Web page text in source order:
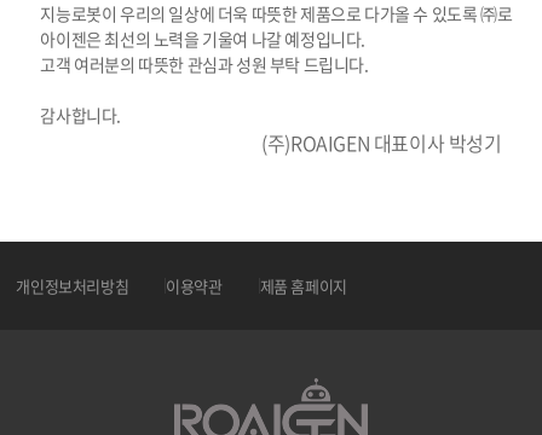
지능로봇이 우리의 일상에 더욱 따뜻한 제품으로 다가올 수 있도록 ㈜로
아이젠은 최선의 노력을 기울여 나갈 예정입니다.
고객 여러분의 따뜻한 관심과 성원 부탁 드립니다.
감사합니다.
(주)ROAIGEN 대표이사 박성기
개인정보처리방침 이용약관 제품 홈페이지